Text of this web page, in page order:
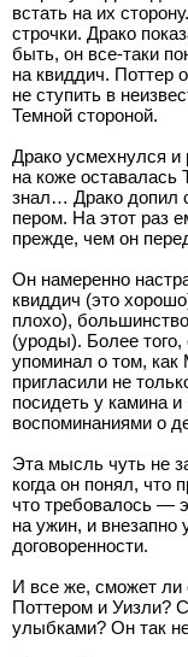
встать на их
строчки. Драко
быть, он все-таки
на квиддич. Поттер
не ступить в
Темной стороной.
Драко усмехнулся и
на коже оставалась
знал… Драко допил
пером. На этот раз
прежде, чем он
Он намеренно
квиддич (это
плохо),
(уроды). Более того,
упоминал о том, как
пригласили не
посидеть у камина
воспоминаниями о
Эта мысль чуть не
когда он понял, что
что требовалось —
на ужин, и внезапно
договоренности.
И все же, сможет ли
Поттером и Уизли?
улыбками? Он так